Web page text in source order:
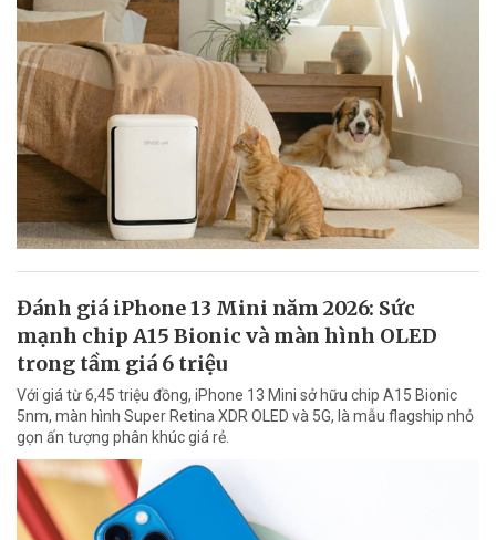
Đánh giá iPhone 13 Mini năm 2026: Sức
mạnh chip A15 Bionic và màn hình OLED
trong tầm giá 6 triệu
Với giá từ 6,45 triệu đồng, iPhone 13 Mini sở hữu chip A15 Bionic
5nm, màn hình Super Retina XDR OLED và 5G, là mẫu flagship nhỏ
gọn ấn tượng phân khúc giá rẻ.